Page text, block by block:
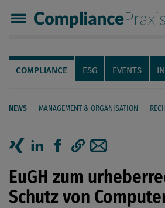
Compliance Praxis
Servicenavigation
Navigation
COMPLIANCE ESG EVENTS
NEWS MANAGEMENT & ORGANISATION
Seiteninhalt
Artikel auf linkedIn
Artikel auf
Artikellink
Artikel per
EuGH zum
Schutz von